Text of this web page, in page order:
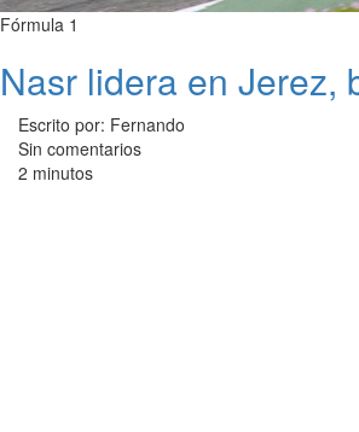
Fórmula 1
Nasr lidera en Jerez,
Escrito por: Fernando
Sin comentarios
2 minutos